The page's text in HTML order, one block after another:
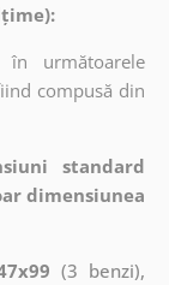
în următoarele
compusă din
standard
dimensiunea
(3 benzi),